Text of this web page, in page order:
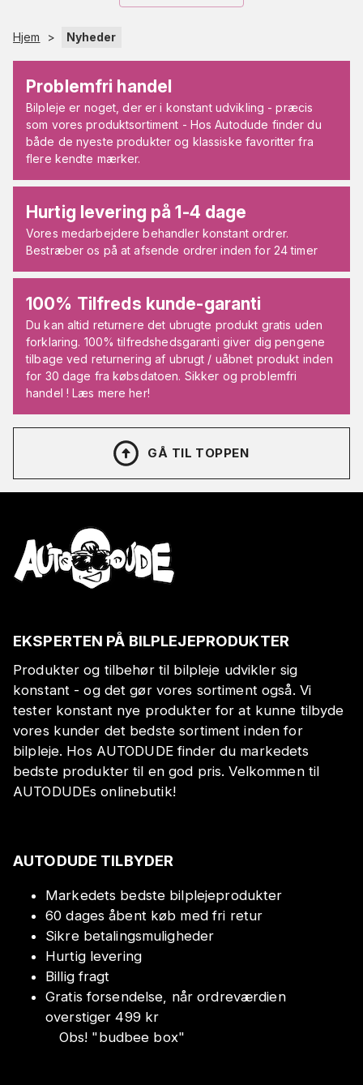
Hjem > Nyheder
Problemfri handel
Bilpleje er noget, der er i konstant udvikling - præcis
som vores produktsortiment - Hos Autodude finder du
både de nyeste produkter og klassiske favoritter fra
flere kendte mærker.
Hurtig levering på 1-4 dage
Vores medarbejdere behandler konstant ordrer.
Bestræber os på at afsende ordrer inden for 24 timer
100% Tilfreds kunde-garanti
Du kan altid returnere det ubrugte produkt gratis uden
forklaring. 100% tilfredshedsgaranti giver dig pengene
tilbage ved returnering af ubrugt / uåbnet produkt inden
for 30 dage fra købsdatoen. Sikker og problemfri
handel ! Læs mere her!
GÅ TIL TOPPEN
EKSPERTEN PÅ BILPLEJEPRODUKTER
Produkter og tilbehør til bilpleje udvikler sig
konstant - og det gør vores sortiment også. Vi
tester konstant nye produkter for at kunne tilbyde
vores kunder det bedste sortiment inden for
bilpleje. Hos AUTODUDE finder du markedets
bedste produkter til en god pris. Velkommen til
AUTODUDEs onlinebutik!
AUTODUDE TILBYDER
Markedets bedste bilplejeprodukter
60 dages åbent køb med fri retur
Sikre betalingsmuligheder
Hurtig levering
Billig fragt
Gratis forsendelse, når ordreværdien
overstiger 499 kr
Obs! "budbee box"